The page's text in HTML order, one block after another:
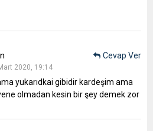
2020, 19:14
yukarıdkai gibidir kardeşim ama
olmadan kesin bir şey demek zor
Cevap Ver